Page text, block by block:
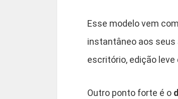
Esse modelo vem com
instantâneo aos seus
escritório, edição leve
Outro ponto forte é o